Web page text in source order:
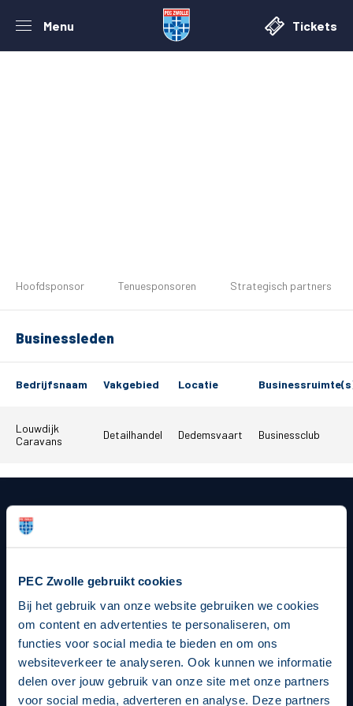
PEC Zwolle gebruikt cookies
Bij het gebruik van onze website gebruiken we cookies
om content en advertenties te personaliseren, om
functies voor social media te bieden en om ons
websiteverkeer te analyseren. Ook kunnen we informatie
delen over jouw gebruik van onze site met onze partners
voor social media, adverteren en analyse. Deze partners
Menu Tickets
Tickets
Teams
Business
MVO & Regio
Hoofdsponsor Tenuesponsoren Strategisch partners
Businessleden
Bedrijfsnaam Vakgebied Locatie
Louwdijk
Caravans
Detailhandel Dedemsvaart Businessclub
Strategisch partners